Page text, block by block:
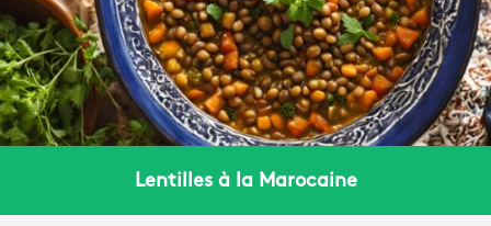
Lentilles à la Marocaine